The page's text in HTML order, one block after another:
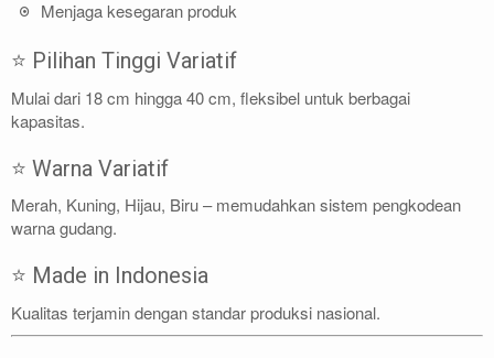
Menjaga kesegaran produk
⭐ Pilihan Tinggi Variatif
Mulai dari 18 cm hingga 40 cm, fleksibel untuk berbagai
kapasitas.
⭐ Warna Variatif
Merah, Kuning, Hijau, Biru – memudahkan sistem pengkodean
warna gudang.
⭐ Made in Indonesia
Kualitas terjamin dengan standar produksi nasional.